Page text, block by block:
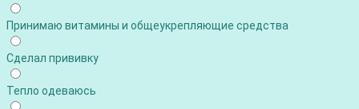
Принимаю витамины и общеукрепляющие средства
Сделал прививку
Тепло одеваюсь